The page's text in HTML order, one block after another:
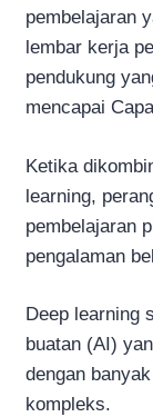
pembelajaran
lembar kerja
pendukung
mencapai
Ketika
learning,
pembelajaran
pengalaman
Deep learning
buatan (AI)
dengan
kompleks.